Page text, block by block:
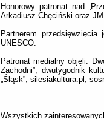
Honorowy patronat nad
Arkadiusz Chęciński oraz
Partnerem
UNESCO.
Patronat medialny objęli:
Zachodni”, dwutygodnik
„Śląsk”, silesiakultura.pl,
Wszystkich